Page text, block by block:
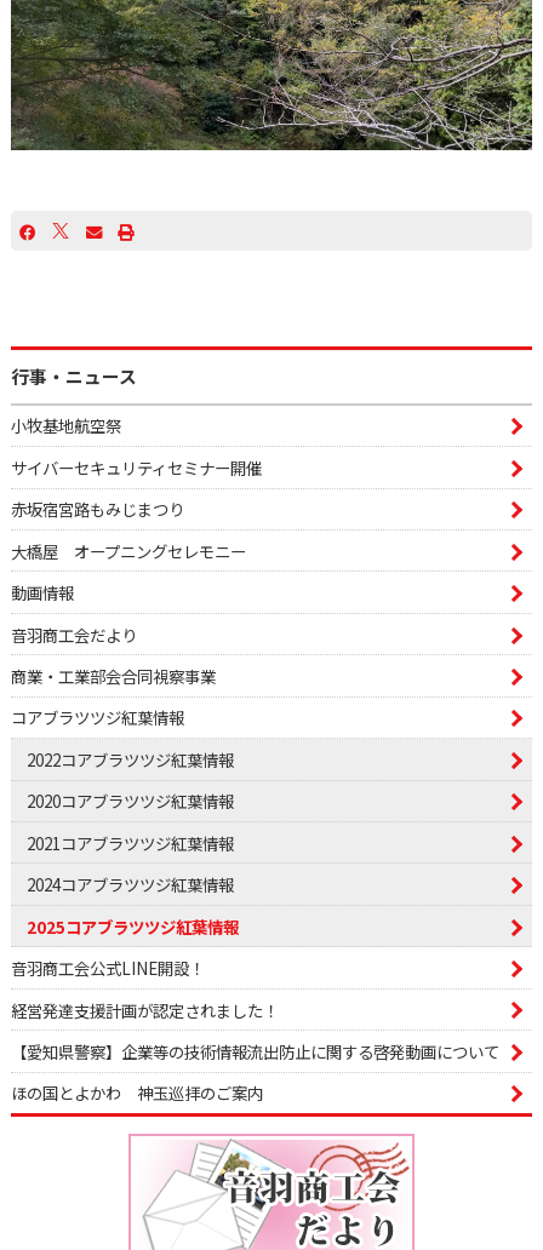
行事・ニュース
小牧基地航空祭
サイバーセキュリティセミナー開催
赤坂宿宮路もみじまつり
大橋屋 オープニングセレモニー
動画情報
音羽商工会だより
商業・工業部会合同視察事業
コアブラツツジ紅葉情報
2022コアブラツツジ紅葉情報
2020コアブラツツジ紅葉情報
2021コアブラツツジ紅葉情報
2024コアブラツツジ紅葉情報
2025コアブラツツジ紅葉情報
音羽商工会公式LINE開設！
経営発達支援計画が認定されました！
【愛知県警察】企業等の技術情報流出防止に関する啓発動画について
ほの国とよかわ 神玉巡拝のご案内